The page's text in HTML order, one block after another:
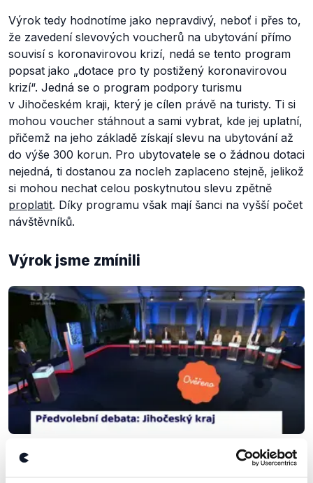
Výrok tedy hodnotíme jako nepravdivý, neboť i přes to,
že zavedení slevových voucherů na ubytování přímo
souvisí s koronavirovou krizí, nedá se tento program
popsat jako „dotace pro ty postižený koronavirovou
krizí“. Jedná se o program podpory turismu
v Jihočeském kraji, který je cílen právě na turisty. Ti si
mohou voucher stáhnout a sami vybrat, kde jej uplatní,
přičemž na jeho základě získají slevu na ubytování až
do výše 300 korun. Pro ubytovatele se o žádnou dotaci
nejedná, ti dostanou za nocleh zaplaceno stejně, jelikož
si mohou nechat celou poskytnutou slevu zpětně
proplatit. Díky programu však mají šanci na vyšší počet
návštěvníků.
Výrok jsme zmínili
OVĚŘENO